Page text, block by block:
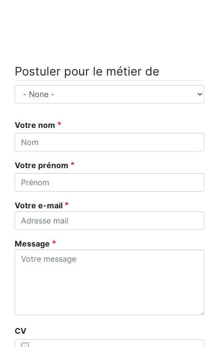
Postuler pour le métier de
Postuler pour le métier de
Votre nom
Votre prénom
Votre e-mail
Message
CV